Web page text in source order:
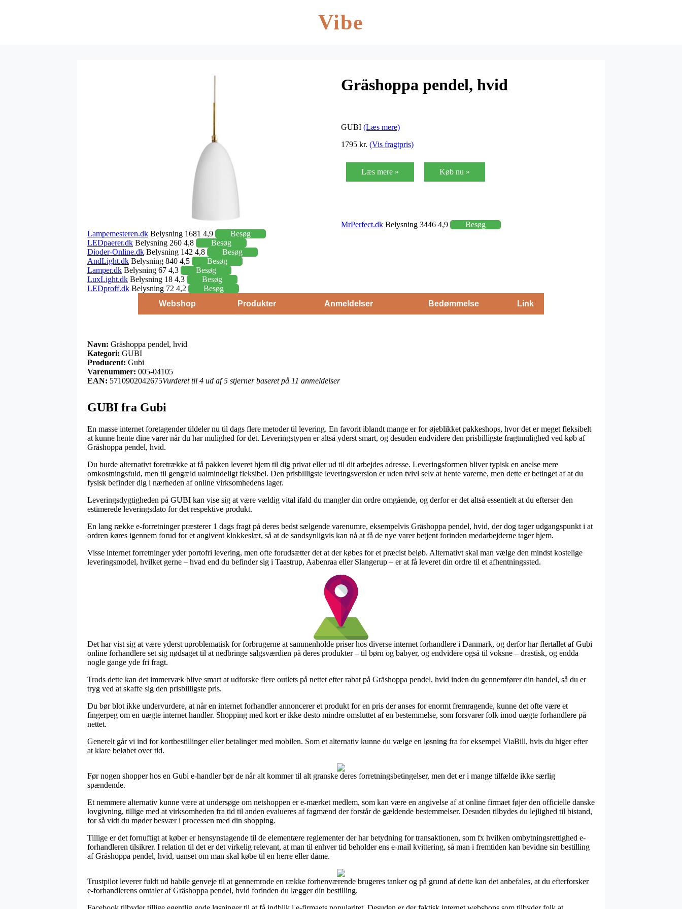
Vibe
Gräshoppa pendel, hvid
GUBI (Læs mere)
1795 kr. (Vis fragtpris)
Læs mere » Køb nu »
MrPerfect.dk Belysning 3446 4,9
Besøg
Lampemesteren.dk Belysning 1681 4,9
Besøg
LEDpaerer.dk Belysning 260 4,8
Besøg
Dioder-Online.dk Belysning 142 4,8
Besøg
AndLight.dk Belysning 840 4,5
Besøg
Lamper.dk Belysning 67 4,3
Besøg
LuxLight.dk Belysning 18 4,3
Besøg
LEDproff.dk Belysning 72 4,2
Besøg
Webshop
Produkter Anmeldelser Bedømmelse Link
Navn: Gräshoppa pendel, hvid
Kategori: GUBI
Producent: Gubi
Varenummer: 005-04105
EAN: 5710902042675Vurderet til 4 ud af 5 stjerner baseret på 11 anmeldelser
GUBI fra Gubi
En masse internet foretagender tildeler nu til dags flere metoder til levering. En favorit iblandt mange er for øjeblikket pakkeshops, hvor det er meget fleksibelt
at kunne hente dine varer når du har mulighed for det. Leveringstypen er altså yderst smart, og desuden endvidere den prisbilligste fragtmulighed ved køb af
Gräshoppa pendel, hvid.
Du burde alternativt foretrække at få pakken leveret hjem til dig privat eller ud til dit arbejdes adresse. Leveringsformen bliver typisk en anelse mere
omkostningsfuld, men til gengæld ualmindeligt fleksibel. Den prisbilligste leveringsversion er uden tvivl selv at hente varerne, men dette er betinget af at du
fysisk befinder dig i nærheden af online virksomhedens lager.
Leveringsdygtigheden på GUBI kan vise sig at være vældig vital ifald du mangler din ordre omgående, og derfor er det altså essentielt at du efterser den
estimerede leveringsdato for det respektive produkt.
En lang række e-forretninger præsterer 1 dags fragt på deres bedst sælgende varenumre, eksempelvis Gräshoppa pendel, hvid, der dog tager udgangspunkt i at
ordren køres igennem forud for et angivent klokkeslæt, så at de sandsynligvis kan nå at få de nye varer betjent forinden medarbejderne tager hjem.
Visse internet forretninger yder portofri levering, men ofte forudsætter det at der købes for et præcist beløb. Alternativt skal man vælge den mindst kostelige
leveringsmodel, hvilket gerne – hvad end du befinder sig i Taastrup, Aabenraa eller Slangerup – er at få leveret din ordre til et afhentningssted.
Det har vist sig at være yderst uproblematisk for forbrugerne at sammenholde priser hos diverse internet forhandlere i Danmark, og derfor har flertallet af Gubi
online forhandlere set sig nødsaget til at nedbringe salgsværdien på deres produkter – til børn og babyer, og endvidere også til voksne – drastisk, og endda
nogle gange yde fri fragt.
Trods dette kan det immervæk blive smart at udforske flere outlets på nettet efter rabat på Gräshoppa pendel, hvid inden du gennemfører din handel, så du er
tryg ved at skaffe sig den prisbilligste pris.
Du bør blot ikke undervurdere, at når en internet forhandler annoncerer et produkt for en pris der anses for enormt fremragende, kunne det ofte være et
fingerpeg om en uægte internet handler. Shopping med kort er ikke desto mindre omsluttet af en bestemmelse, som forsvarer folk imod uægte forhandlere på
nettet.
Generelt går vi ind for kortbestillinger eller betalinger med mobilen. Som et alternativ kunne du vælge en løsning fra for eksempel ViaBill, hvis du higer efter
at klare beløbet over tid.
Før nogen shopper hos en Gubi e-handler bør de når alt kommer til alt granske deres forretningsbetingelser, men det er i mange tilfælde ikke særlig
spændende.
Et nemmere alternativ kunne være at undersøge om netshoppen er e-mærket medlem, som kan være en angivelse af at online firmaet føjer den officielle danske
lovgivning, tillige med at virksomheden fra tid til anden evalueres af fagmænd der forstår de gældende bestemmelser. Desuden tilbydes du lejlighed til bistand,
for så vidt du møder besvær i processen med din shopping.
Tillige er det fornuftigt at køber er hensynstagende til de elementære reglementer der har betydning for transaktionen, som fx hvilken ombytningsrettighed e-
forhandleren tilsikrer. I relation til det er det virkelig relevant, at man til enhver tid beholder ens e-mail kvittering, så man i fremtiden kan bevidne sin bestilling
af Gräshoppa pendel, hvid, uanset om man skal købe til en herre eller dame.
Trustpilot leverer fuldt ud habile genveje til at gennemrode en række forhenværende brugeres tanker og på grund af dette kan det anbefales, at du efterforsker
e-forhandlerens omtaler af Gräshoppa pendel, hvid forinden du lægger din bestilling.